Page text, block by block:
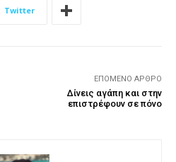
Twitter
ΕΠΌΜΕΝΟ ΆΡΘΡΟ
Δίνεις αγάπη και στην
επιστρέφουν σε πόνο